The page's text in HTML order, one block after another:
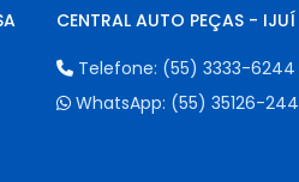
CENTRAL AUTO PEÇAS - IJUÍ
Telefone: (55) 3333-6244
WhatsApp: (55) 35126-244